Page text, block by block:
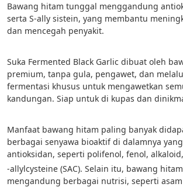
Bawang hitam tunggal menggandung
serta S-ally sistein, yang membantu
dan mencegah penyakit.
Suka Fermented Black Garlic dibuat oleh
premium, tanpa gula, pengawet, dan
fermentasi khusus untuk mengawetkan
kandungan. Siap untuk di kupas dan
Manfaat bawang hitam paling banyak
berbagai senyawa bioaktif di dalamnya
antioksidan, seperti polifenol, fenol,
-allylcysteine (SAC). Selain itu, bawang
mengandung berbagai nutrisi, seperti